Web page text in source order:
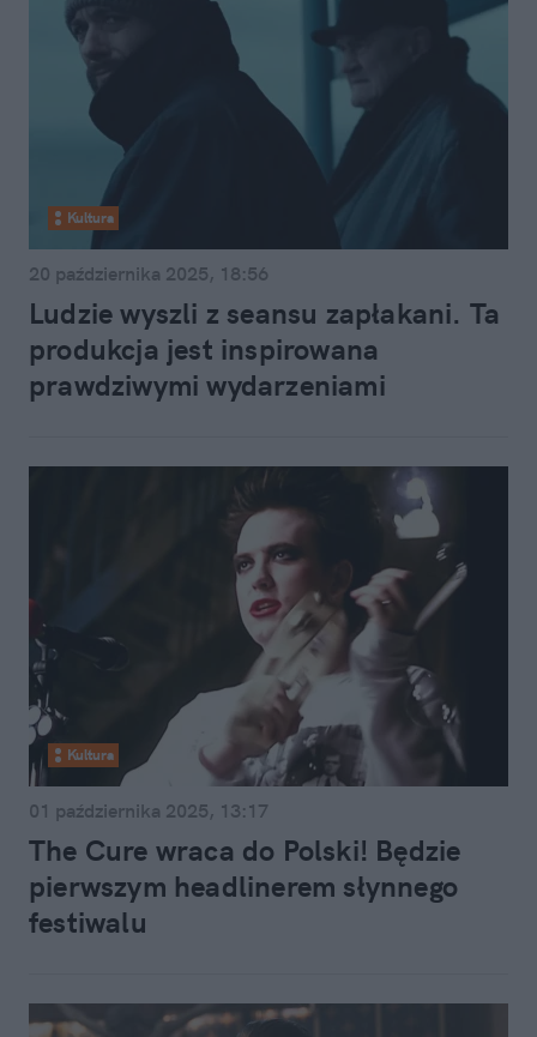
Kultura
20 października 2025, 18:56
Ludzie wyszli z seansu zapłakani. Ta
produkcja jest inspirowana
prawdziwymi wydarzeniami
Kultura
01 października 2025, 13:17
The Cure wraca do Polski! Będzie
pierwszym headlinerem słynnego
festiwalu